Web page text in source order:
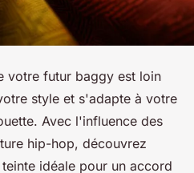
votre futur baggy est loin
style et s'adapte à votre
Avec l'influence des
hip-hop, découvrez
idéale pour un accord